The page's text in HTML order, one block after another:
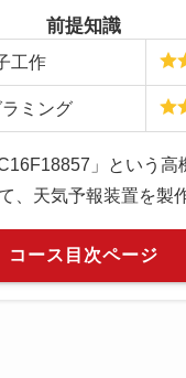
前提知識
工作
ミング
」という高
、天気予報装置を製
コース目次ページ